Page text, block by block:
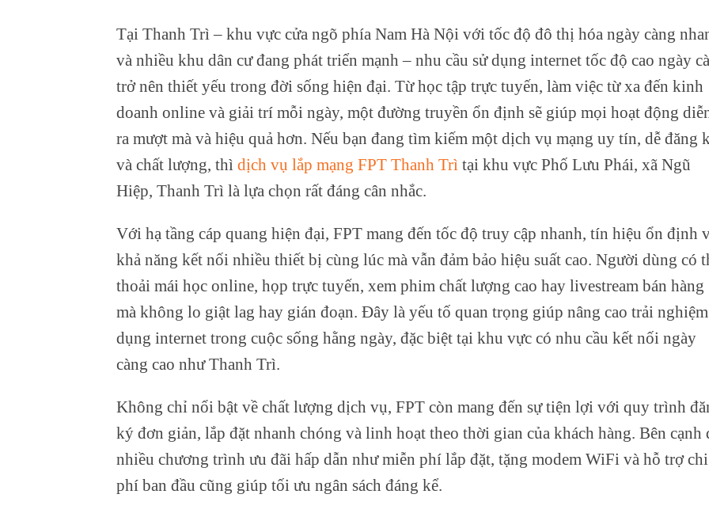
Tại Thanh Trì – khu vực cửa ngõ phía Nam Hà Nội với tốc độ đô thị hóa ngày càng
và nhiều khu dân cư đang phát triển mạnh – nhu cầu sử dụng internet tốc độ cao ngày
trở nên thiết yếu trong đời sống hiện đại. Từ học tập trực tuyến, làm việc từ xa đến kinh
doanh online và giải trí mỗi ngày, một đường truyền ổn định sẽ giúp mọi hoạt động
ra mượt mà và hiệu quả hơn. Nếu bạn đang tìm kiếm một dịch vụ mạng uy tín, dễ đăng
và chất lượng, thì dịch vụ lắp mạng FPT Thanh Trì tại khu vực Phố Lưu Phái, xã Ngũ
Hiệp, Thanh Trì là lựa chọn rất đáng cân nhắc.
Với hạ tầng cáp quang hiện đại, FPT mang đến tốc độ truy cập nhanh, tín hiệu ổn định
khả năng kết nối nhiều thiết bị cùng lúc mà vẫn đảm bảo hiệu suất cao. Người dùng có
thoải mái học online, họp trực tuyến, xem phim chất lượng cao hay livestream bán hàng
mà không lo giật lag hay gián đoạn. Đây là yếu tố quan trọng giúp nâng cao trải
dụng internet trong cuộc sống hằng ngày, đặc biệt tại khu vực có nhu cầu kết nối ngày
càng cao như Thanh Trì.
Không chỉ nổi bật về chất lượng dịch vụ, FPT còn mang đến sự tiện lợi với quy trình
ký đơn giản, lắp đặt nhanh chóng và linh hoạt theo thời gian của khách hàng. Bên cạnh
nhiều chương trình ưu đãi hấp dẫn như miễn phí lắp đặt, tặng modem WiFi và hỗ trợ chi
phí ban đầu cũng giúp tối ưu ngân sách đáng kể.